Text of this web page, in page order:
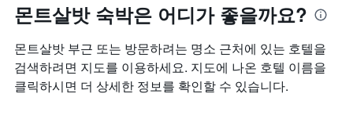
몬트살밧 숙박은 어디가 좋을까요?
몬트살밧 부근 또는 방문하려는 명소 근처에 있는 호텔을
검색하려면 지도를 이용하세요. 지도에 나온 호텔 이름을
클릭하시면 더 상세한 정보를 확인할 수 있습니다.